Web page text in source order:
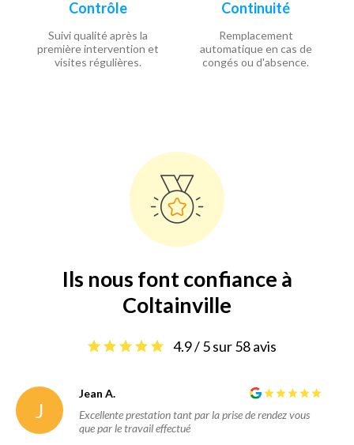
Contrôle
Suivi qualité après la
première intervention et
visites régulières.
Continuité
Remplacement
automatique en cas de
congés ou d'absence.
Ils nous font confiance à
Coltainville
4.9 / 5 sur 58 avis
J
Jean A.
Excellente prestation tant par la prise de rendez vous
que par le travail effectué